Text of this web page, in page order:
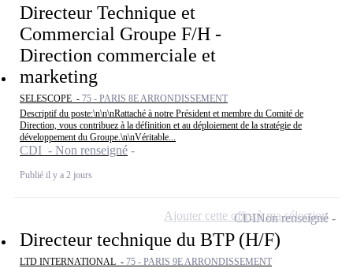
Directeur Technique et
Commercial Groupe F/H -
Direction commerciale et
marketing
SELESCOPE - 75 - PARIS 8E ARRONDISSEMENT
Descriptif du poste:\n\n\nRattaché à notre Président et membre du Comité de
Direction, vous contribuez à la définition et au déploiement de la stratégie de
développement du Groupe.\n\nVéritable...
CDI - Non renseigné
Publié il y a 2 jours
Directeur technique du BTP (H/F)
LTD INTERNATIONAL - 75 - PARIS 9E ARRONDISSEMENT
CDINon renseigné
Ajouter cette offre à ma sélection